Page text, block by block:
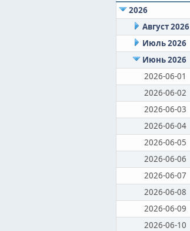
2026
Август 2026
Июль 2026
Июнь 2026
2026-06-01
2026-06-02
2026-06-03
2026-06-04
2026-06-05
2026-06-06
2026-06-07
2026-06-08
2026-06-09
2026-06-10